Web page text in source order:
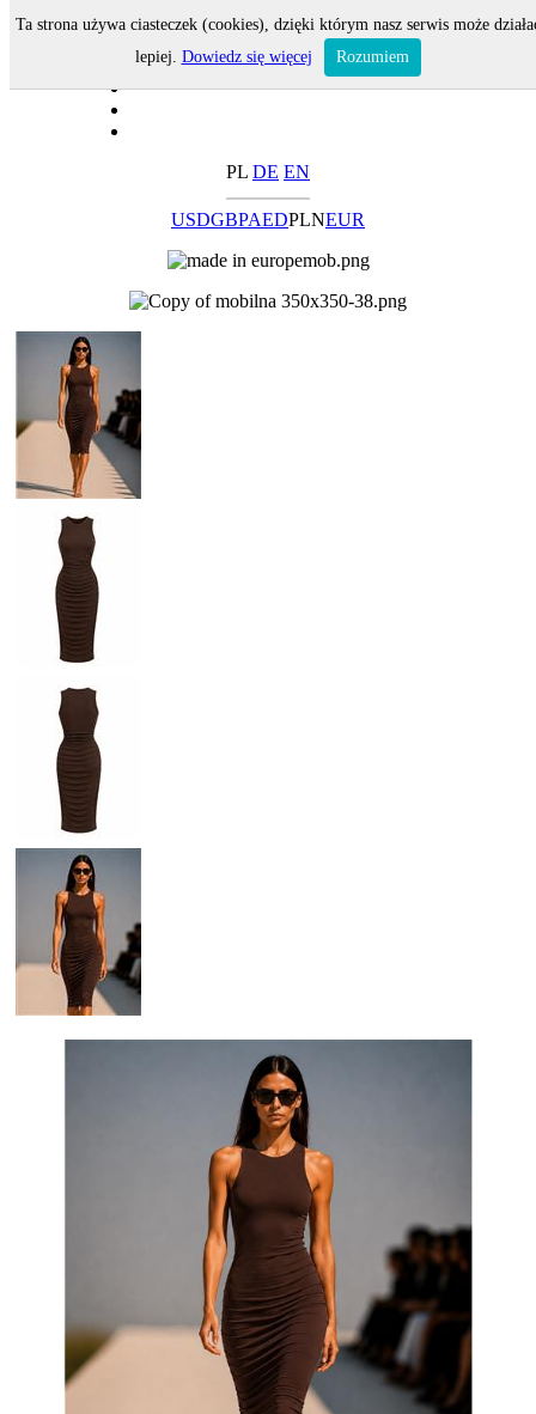
PL DE EN
USDGBPAEDPLNEUR
Ta strona używa ciasteczek (cookies), dzięki którym nasz serwis może
lepiej. Dowiedz się więcej Rozumiem